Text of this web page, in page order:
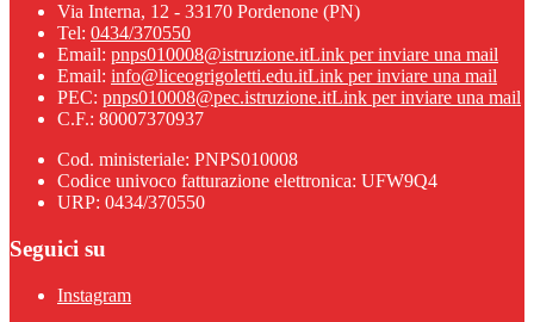
Via Interna, 12 - 33170 Pordenone (PN)
Tel: 0434/370550
Email: pnps010008@istruzione.itLink per inviare una mail
Email: info@liceogrigoletti.edu.itLink per inviare una mail
PEC: pnps010008@pec.istruzione.itLink per inviare una mail
C.F.: 80007370937
Cod. ministeriale: PNPS010008
Codice univoco fatturazione elettronica: UFW9Q4
URP: 0434/370550
Seguici su
Instagram